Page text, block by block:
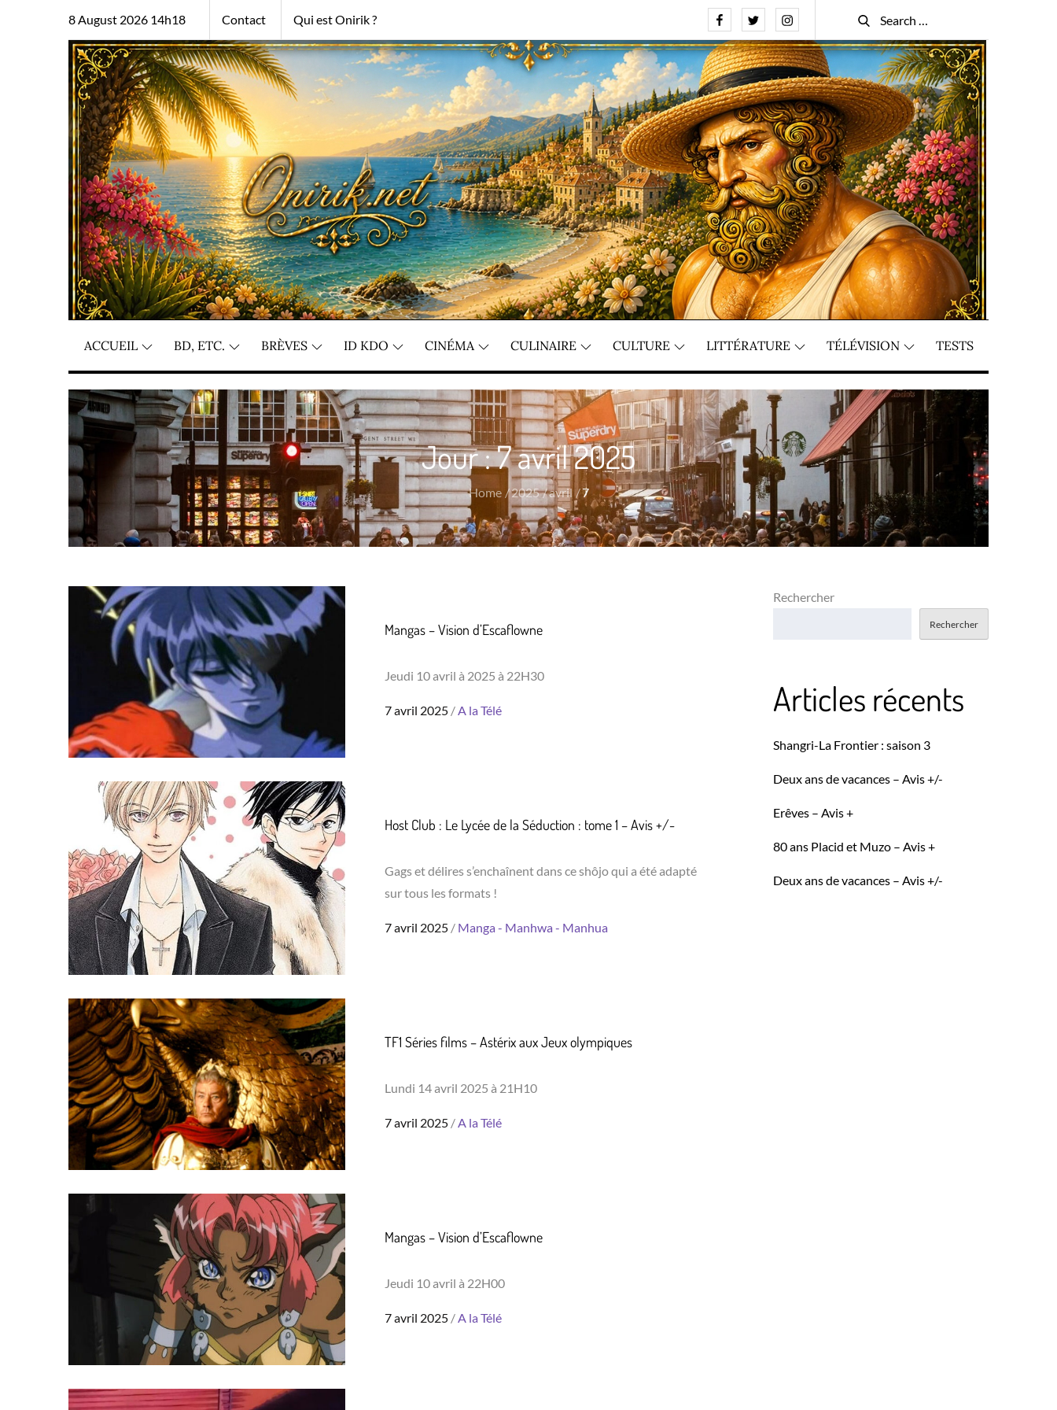
8 August 2026 14h18 Contact Qui est Onirik ? FacebookTwitterInstagram
Search
for:
Search
ACCUEIL BD, ETC. BRÈVES ID KDO CINÉMA CULINAIRE CULTURE LITTÉRATURE TÉLÉVISION TESTS
Jour :7 avril 2025
Home 2025 avril 7
Mangas – Vision d’Escaflowne
Jeudi 10 avril à 2025 à 22H30
Posted
7 avril 2025 A la Télé
Host Club : Le Lycée de la Séduction : tome 1 – Avis +/-
Gags et délires s’enchaînent dans ce shôjo qui a été adapté
sur tous les formats !
Posted
7 avril 2025 Manga - Manhwa - Manhua
TF1 Séries films – Astérix aux Jeux olympiques
Lundi 14 avril 2025 à 21H10
Posted
7 avril 2025 A la Télé
Mangas – Vision d’Escaflowne
Jeudi 10 avril à 22H00
Posted
7 avril 2025 A la Télé
Rechercher
Rechercher
Articles récents
Shangri-La Frontier : saison 3
Deux ans de vacances – Avis +/-
Erêves – Avis +
80 ans Placid et Muzo – Avis +
Deux ans de vacances – Avis +/-